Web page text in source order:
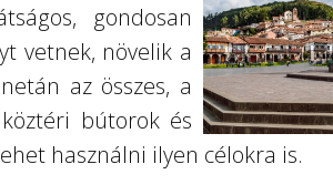
gondosan
vetnek, növelik a
az összes, a
bútorok és
használni ilyen célokra is.